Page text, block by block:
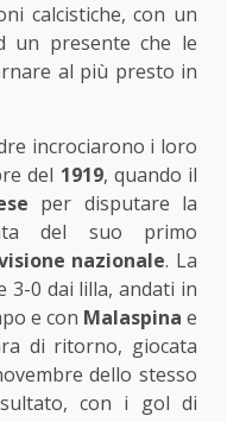
calcistiche, con un
un presente che le
al più presto in
incrociarono i loro
del 1919, quando il
per disputare la
del suo primo
nazionale. La
0 dai lilla, andati in
e con Malaspina e
di ritorno, giocata
dello stesso
con i gol di